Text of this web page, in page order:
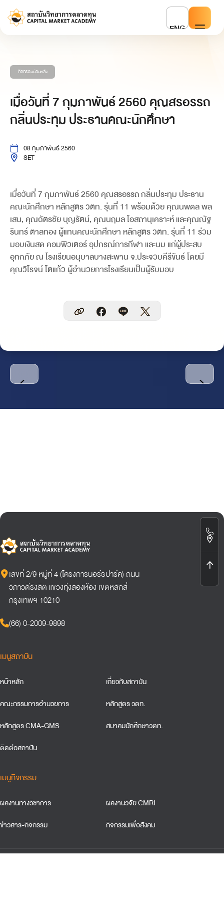
ENG
กิจกรรมย้อนหลัง
เมื่อวันที่ 7 กุมภาพันธ์ 2560 คุณสรอรรถ
กลิ่นประทุม ประธานคณะนักศึกษา
08 กุมภาพันธ์ 2560
SET
เมื่อวันที่ 7 กุมภาพันธ์ 2560 คุณสรอรรถ กลิ่นประทุม ประธาน
คณะนักศึกษา หลักสูตร วตท. รุ่นที่ 11 พร้อมด้วย คุณนพดล พล
เสน, คุณฉัตรชัย บุญรัตน์, คุณนฤมล โอสถานุเคราะห์ และคุณณัฐ
รินทร์ ตาลทอง ผู้แทนคณะนักศึกษา หลักสูตร วตท. รุ่นที่ 11 ร่วม
มอบเงินสด คอมพิวเตอร์ อุปกรณ์การกีฬา และนม แก่ผู้ประสบ
อุทกภัย ณ โรงเรียนอนุบาลบางสะพาน จ.ประจวบคีรีขันธ์ โดยมี
คุณวิโรจน์ โตแก้ว ผู้อำนวยการโรงเรียนเป็นผู้รับมอบ
เลขที่ 2/9 หมู่ที่ 4 (โครงการนอร์ธปาร์ค) ถนน
วิภาวดีรังสิต แขวงทุ่งสองห้อง เขตหลักสี่
กรุงเทพฯ 10210
(66) 0-2009-9898
เมนูสถาบัน
หน้าหลัก
เกี่ยวกับสถาบัน
คณะกรรมการอำนวยการ
หลักสูตร วตท.
หลักสูตร CMA-GMS
สมาคมนักศึกษาวตท.
ติดต่อสถาบัน
เมนูกิจกรรม
ผลงานทางวิชาการ
ผลงานวิจัย CMRI
ข่าวสาร-กิจกรรม
กิจกรรมเพื่อสังคม